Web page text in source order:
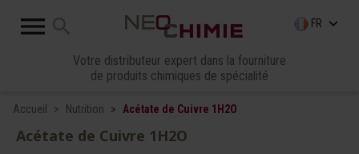
 search FR keyboard_arrow_down
Votre distributeur expert dans la fourniture
de produits chimiques de spécialité
Accueil Nutrition Acétate de Cuivre 1H2O
Acétate de Cuivre 1H2O